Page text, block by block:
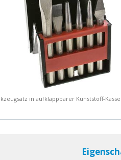
in aufklappbarer Kunststoff-